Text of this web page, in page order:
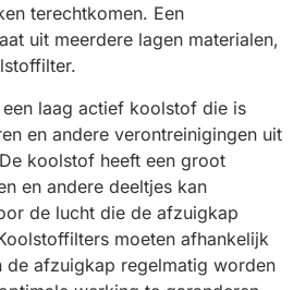
terechtkomen. Een
uit meerdere lagen materialen,
laag actief koolstof die is
en andere verontreinigingen uit
koolstof heeft een groot
en andere deeltjes kan
de lucht die de afzuigkap
moeten afhankelijk
de afzuigkap regelmatig worden